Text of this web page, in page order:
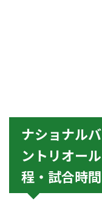
ナショナル
ントリオー
程・試合時